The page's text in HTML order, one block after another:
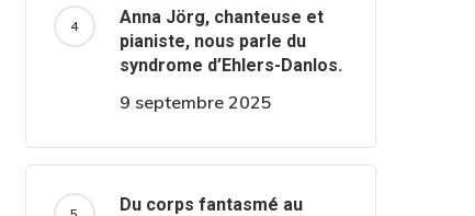
Anna Jörg, chanteuse et
pianiste, nous parle du
syndrome d’Ehlers-Danlos.
9 septembre 2025
Du corps fantasmé au